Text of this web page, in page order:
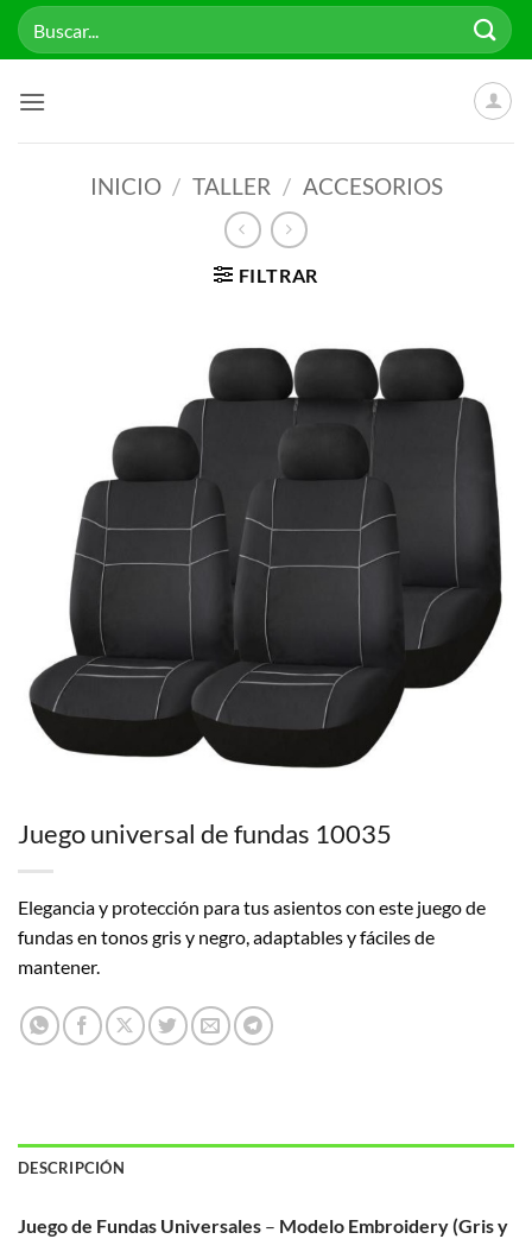
Saltar
Buscar
por:
INICIO / TALLER / ACCESORIOS
FILTRAR
Juego universal de fundas 10035
Elegancia y protección para tus asientos con este juego de
fundas en tonos gris y negro, adaptables y fáciles de
mantener.
DESCRIPCIÓN
Juego de Fundas Universales – Modelo Embroidery (Gris y